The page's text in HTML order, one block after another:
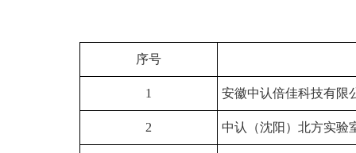
序号
1 安徽中认倍佳科技有限
2 中认（沈阳）北方实验